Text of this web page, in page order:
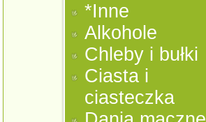
*Inne
Alkohole
Chleby i bułki
Ciasta i
ciasteczka